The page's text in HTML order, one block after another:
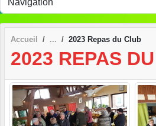
Accueil 2023 Repas du Club
2023 REPAS